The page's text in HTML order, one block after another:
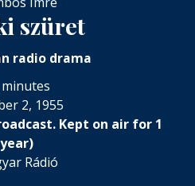
szüret
radio drama
2, 1955
Kept on air for 1
year)
Rádió